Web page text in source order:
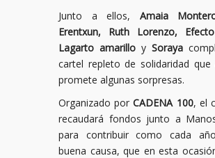
Junto a ellos, Amaia
Erentxun, Ruth Lorenzo,
Lagarto amarillo y Soraya
cartel repleto de solidaridad que
promete algunas sorpresas.
Organizado porCADENA 100, el
recaudará fondos junto a
para contribuir como cada
buena causa, que en esta